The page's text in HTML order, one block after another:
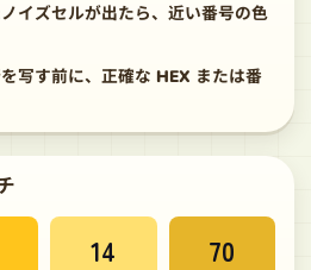
イズセルが出たら、近い番号の色
写す前に、正確な HEX または番
14 70